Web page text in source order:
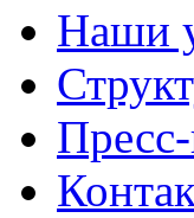
Наши